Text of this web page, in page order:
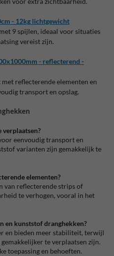
- 12kg lichtgewicht
9 spijlen, ideaal voor situaties
vereist zijn.
- reflecterend -
reflecterende elementen en
transport en opslag.
verplaatsen?
eenvoudig transport en
varianten zijn gemakkelijk te
elementen?
van reflecterende strips of
te verhogen, vooral in het
en kunststof dranghekken?
en bieden meer stabiliteit, terwijl
te verplaatsen zijn.
toepassing en behoeften.